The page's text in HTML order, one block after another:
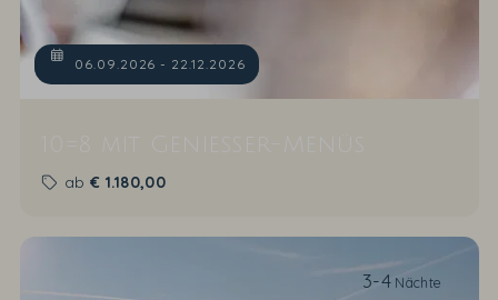
06.09.2026 - 22.12.2026
ab€ 1.180,00
3-4 Nächte